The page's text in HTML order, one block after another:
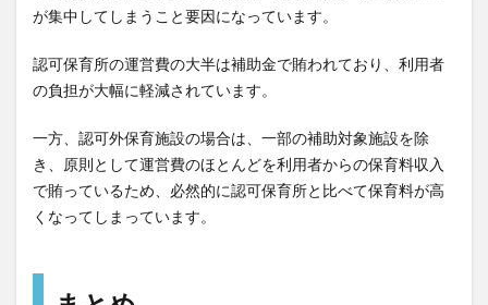
が集中してしまうこと要因になっています。
認可保育所の運営費の大半は補助金で賄われており、利用者
の負担が大幅に軽減されています。
一方、認可外保育施設の場合は、一部の補助対象施設を除
き、原則として運営費のほとんどを利用者からの保育料収入
で賄っているため、必然的に認可保育所と比べて保育料が高
くなってしまっています。